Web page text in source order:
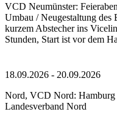
VCD Neumünster:
Umbau / Neugestaltung
kurzem Abstecher ins
Stunden, Start ist vor dem
18.09.2026 - 20.09.2026
Nord, VCD Nord: Hamburg
Landesverband Nord